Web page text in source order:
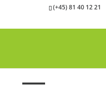
(+45) 81 40 12 21